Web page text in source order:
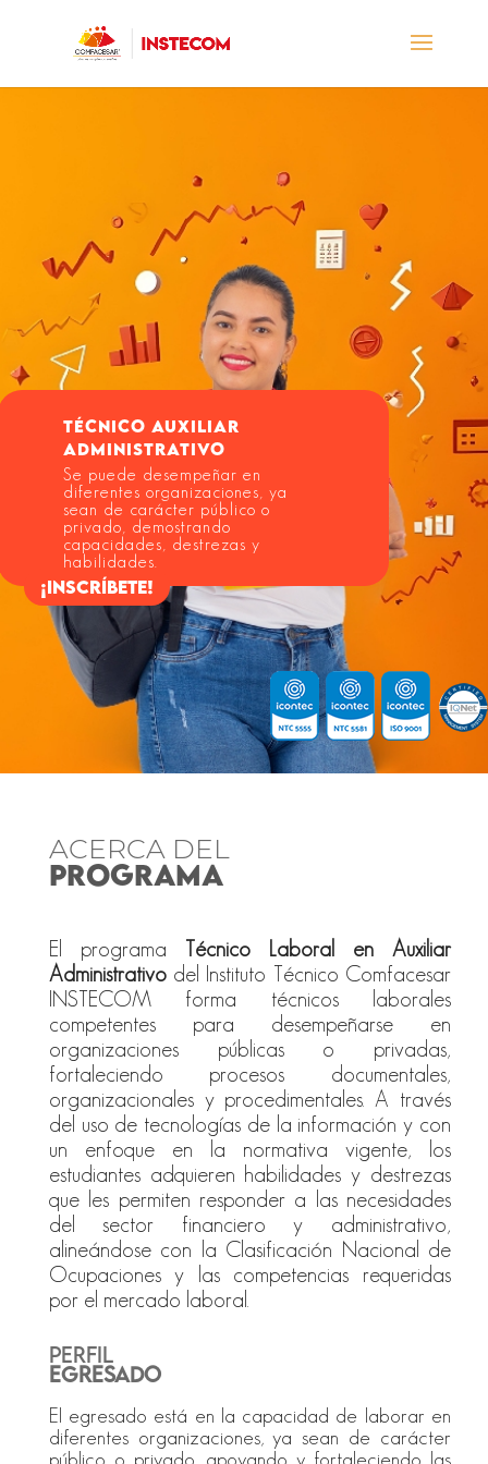
TÉCNICO AUXILIAR
ADMINISTRATIVO
Se puede desempeñar en
diferentes organizaciones, ya
sean de carácter público o
privado, demostrando
capacidades, destrezas y
habilidades.
¡INSCRÍBETE!
ACERCA DEL
PROGRAMA
El programa Técnico Laboral en Auxiliar
Administrativodel Instituto Técnico Comfacesar
INSTECOM forma técnicos laborales
competentes para desempeñarse en
organizaciones públicas o privadas,
fortaleciendo procesos documentales,
organizacionales y procedimentales. A través
del uso de tecnologías de la información y con
un enfoque en la normativa vigente, los
estudiantes adquieren habilidades y destrezas
que les permiten responder a las necesidades
del sector financiero y administrativo,
alineándose con la Clasificación Nacional de
Ocupaciones y las competencias requeridas
por el mercado laboral.
PERFIL
EGRESADO
El egresado está en la capacidad de laborar en
diferentes organizaciones, ya sean de carácter
público o privado, apoyando y fortaleciendo las